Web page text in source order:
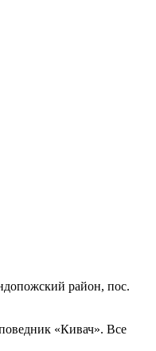
район, пос.
«Кивач». Все